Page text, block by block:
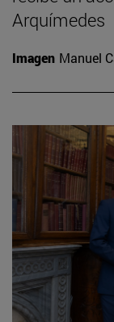
Arquímedes
Imagen Manuel